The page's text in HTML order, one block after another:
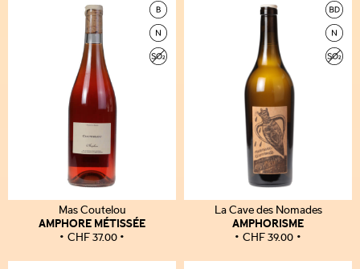
Mas Coutelou
AMPHORE MÉTISSÉE
CHF37.00
La Cave des Nomades
AMPHORISME
CHF39.00